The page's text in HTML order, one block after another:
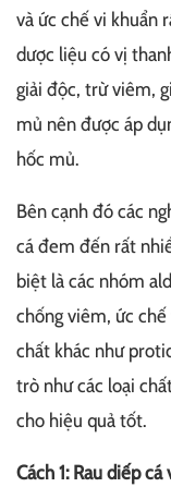
và ức chế vi khuẩn
dược liệu có vị
giải độc, trừ viêm,
mủ nên được áp
hốc mủ.
Bên cạnh đó các
cá đem đến rất
biệt là các nhóm
chống viêm, ức
chất khác như
trò như các loại
cho hiệu quả tốt.
Cách 1: Rau diếp